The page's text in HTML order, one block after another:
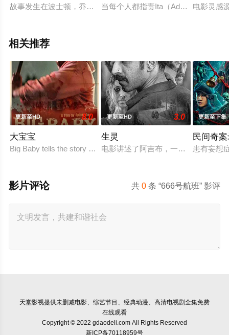
故事发生在波士顿，乔尔·金纳曼饰演一名警探，遭受了一场工
当每个人都指责Ita（Adzana Ashel
电影灵感
相关推荐
更新至HD 8.0
大宝宝
Big Baby tells the story of Adam Lewis, a successful horror sc
更新至HD 3.0
生灵
电影讲述了阿吉布，一名在坎努尔地
更新至下集
民间奇
患有妄想
共0 条 “666号航班” 影评
影片评论
天堂影视提供未删减电影、综艺节目、经典动漫、高清电视剧全集免费
在线观看
Copyright © 2022 gdaodeli.com All Rights Reserved
新ICP备70118959号